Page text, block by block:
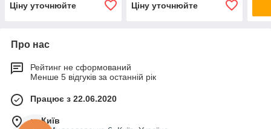
Ціну уточнюйте
Ціну уточнюйте
Про нас
Рейтинг не сформований
Менше 5 відгуків за останній рік
Працює з 22.06.2020
м. Київ